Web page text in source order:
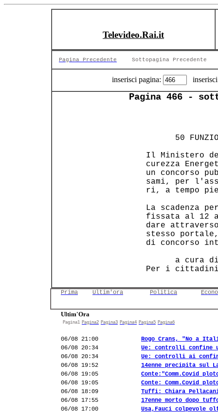
Televideo.Rai.it
Pagina Precedente Sottopagina Precedente
inserisci pagina:
Pagina 466 -
50
Il Ministero
curezza
un concorso
sami, per
ri, a tempo
La scadenza
fissata al 12
dare
stesso
di
a cura
Per i
Prima Ultim'ora Politica
Ultim'Ora
Pagina1 Pagina2 Pagina3 Pagina4 Pagina5 Pagina6
06/08 21:00
Rogo Crans, "No a
06/08 20:34
Ue: controlli confine
06/08 20:34
Ue: controlli ai
06/08 19:52
14enne precipita sul
06/08 19:05
Conte:"Comm.Covid
06/08 19:05
Conte: Comm.Covid
06/08 18:09
Tuffi: Chiara
06/08 17:55
17enne morto dopo
06/08 17:00
Usa,Fauci colpevole